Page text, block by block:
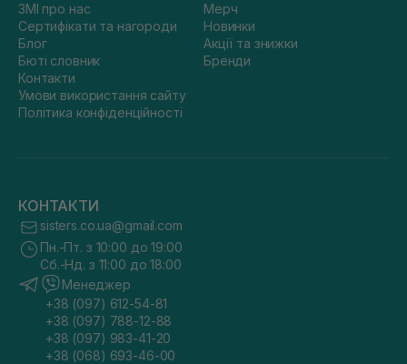
ЗМІ про нас
Сертифікати та нагороди
Блог
Бюті словник
Контакти
Умови використання сайту
Політика конфіденційності
Мерч
Новинки
Акції та знижки
Бренди
КОНТАКТИ
sisters.co.ua@gmail.com
Пн.-Пт. з 10:00 до 19:00
Сб.-Нд. з 11:00 до 18:00
Менеджер
+38 (097) 612-54-81
+38 (097) 788-12-88
+38 (097) 983-41-20
+38 (068) 693-46-00